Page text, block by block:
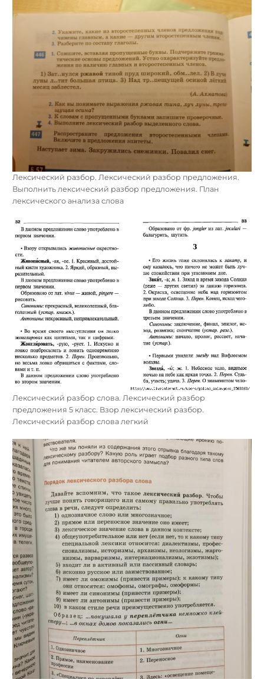
Лексический разбор. Лексический разбор предложения.
Выполнить лексический разбор предложения. План
лексического анализа слова
Лексический разбор слова. Лексический разбор
предложения 5 класс. Взор лексический разбор.
Лексический разбор слова легкий